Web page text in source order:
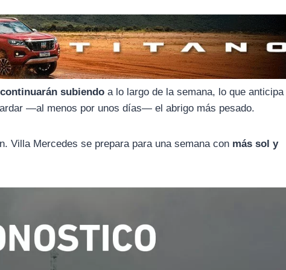
subiendo a lo largo de la semana, lo que
—al menos por unos días— el abrigo más pesado.
Villa Mercedes se prepara para una semana con más sol y